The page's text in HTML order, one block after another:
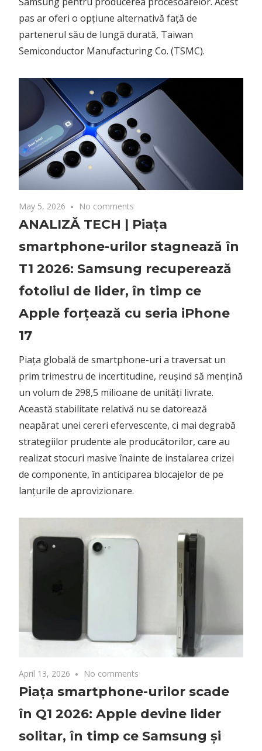
pas ar oferi o opțiune alternativă față de
partenerul său de lungă durată, Taiwan
Semiconductor Manufacturing Co. (TSMC).
May 5, 2026 No comments
ANALIZĂ TECH | Piața
smartphone-urilor stagnează în
T1 2026: Samsung recuperează
fotoliul de lider, în timp ce
Apple forțează cu seria iPhone
17
Piața globală de smartphone-uri a traversat un
prim trimestru de incertitudine, reușind să mențină
un volum de 298,5 milioane de unități livrate.
Această stabilitate relativă nu se datorează
neapărat unei cereri efervescente, ci mai degrabă
strategiilor prudente ale producătorilor, care au
realizat stocuri masive înainte de instalarea crizei
de componente, în anticiparea blocajelor de pe
lanțurile de aprovizionare.
April 13, 2026 No comments
Piața smartphone-urilor scade
în Q1 2026: Apple devine lider
solitar, în timp ce Samsung și